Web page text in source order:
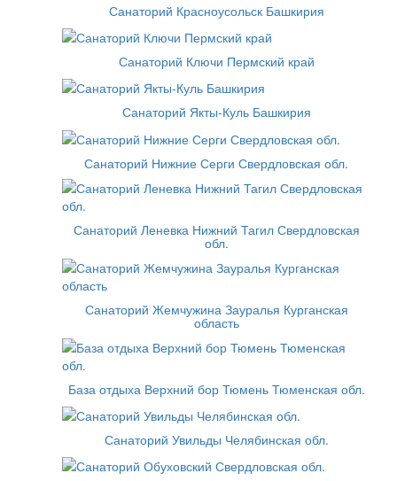
Санаторий Красноусольск Башкирия
Санаторий Ключи Пермский край
Санаторий Якты-Куль Башкирия
Санаторий Нижние Серги Свердловская обл.
Санаторий Леневка Нижний Тагил Свердловская
обл.
Санаторий Жемчужина Зауралья Курганская
область
База отдыха Верхний бор Тюмень Тюменская обл.
Санаторий Увильды Челябинская обл.